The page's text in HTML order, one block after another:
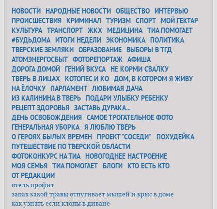
НОВОСТИ НАРОДНЫЕ НОВОСТИ ОБЩЕСТВО ИНТЕРВЬЮ
ПРОИСШЕСТВИЯ КРИМИНАЛ ТУРИЗМ СПОРТ МОЙ ГЕКТАР
КУЛЬТУРА ТРАНСПОРТ ЖКХ МЕДИЦИНА ТИА ПОМОГАЕТ
#БУДЬДОМА ИТОГИ НЕДЕЛИ ЭКОНОМИКА ПОЛИТИКА
ТВЕРСКИЕ ЗЕМЛЯКИ ОБРАЗОВАНИЕ ВЫБОРЫ В ТГД
АТОМЭНЕРГОСБЫТ ФОТОРЕПОРТАЖ АФИША
ДОРОГА ДОМОЙ ГЕНИЙ ВКУСА НЕ КОРМИ СВАЛКУ
ТВЕРЬ В ЛИЦАХ КОТОПЕС И КО ДОМ, В КОТОРОМ Я ЖИВУ
НА ЁЛОЧКУ ПАРЛАМЕНТ ЛЮБИМАЯ ДАЧА
ИЗ КАЛИНИНА В ТВЕРЬ ПОДАРИ УЛЫБКУ РЕБЕНКУ
РЕЦЕПТ ЗДОРОВЬЯ ЗАСТАВЬ ДУРАКА...
ДЕНЬ ОСВОБОЖДЕНИЯ САМОЕ ТРОГАТЕЛЬНОЕ ФОТО
ГЕНЕРАЛЬНАЯ УБОРКА Я ЛЮБЛЮ ТВЕРЬ
О ГЕРОЯХ БЫЛЫХ ВРЕМЕН ПРОЕКТ "СОСЕДИ"
ПОХУДЕЙКА
ПУТЕШЕСТВИЕ ПО ТВЕРСКОЙ ОБЛАСТИ
ФОТОКОНКУРС НА ТИА НОВОГОДНЕЕ НАСТРОЕНИЕ
МОЯ СЕМЬЯ ТИА ПОМОГАЕТ БЛОГИ КТО ЕСТЬ КТО
ОТ РЕДАКЦИИ
отель профит
запах какой травы отпугивает мышей и крыс в доме
как узнать если клопы в диване